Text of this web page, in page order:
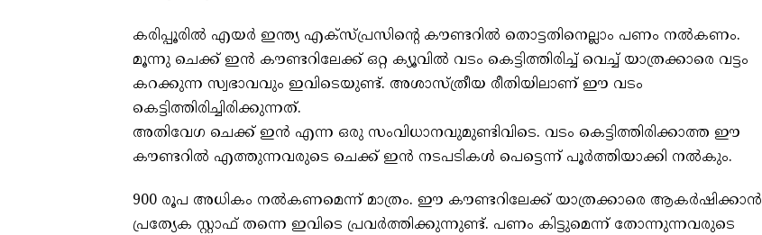
കരിപ്പൂരില്‍ എയര്‍ ഇന്ത്യ എക്‌സ്പ്രസിന്റെ കൗണ്ടറില്‍ തൊട്ടതിനെല്ലാം പണം നല്‍കണം.
മൂന്നു ചെക്ക് ഇന്‍ കൗണ്ടറിലേക്ക് ഒറ്റ ക്യൂവില്‍ വടം കെട്ടിത്തിരിച്ച് വെച്ച് യാത്രക്കാരെ വട്ടം
കറക്കുന്ന സ്വഭാവവും ഇവിടെയുണ്ട്. അശാസ്ത്രീയ രീതിയിലാണ് ഈ വടം
കെട്ടിത്തിരിച്ചിരിക്കുന്നത്.
അതിവേഗ ചെക്ക് ഇന്‍ എന്ന ഒരു സംവിധാനവുമുണ്ടിവിടെ. വടം കെട്ടിത്തിരിക്കാത്ത ഈ
കൗണ്ടറില്‍ എത്തുന്നവരുടെ ചെക്ക് ഇന്‍ നടപടികള്‍ പെട്ടെന്ന് പൂര്‍ത്തിയാക്കി നല്‍കും.
900 രൂപ അധികം നല്‍കണമെന്ന് മാത്രം. ഈ കൗണ്ടറിലേക്ക് യാത്രക്കാരെ ആകര്‍ഷിക്കാന്‍
പ്രത്യേക സ്റ്റാഫ് തന്നെ ഇവിടെ പ്രവര്‍ത്തിക്കുന്നുണ്ട്. പണം കിട്ടുമെന്ന് തോന്നുന്നവരുടെ